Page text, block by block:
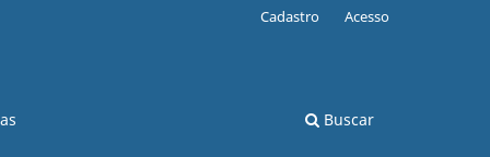
Buscar
Cadastro Acesso